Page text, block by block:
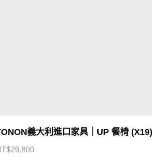
義大利進口家具｜UP 餐椅 (X19)
29,800